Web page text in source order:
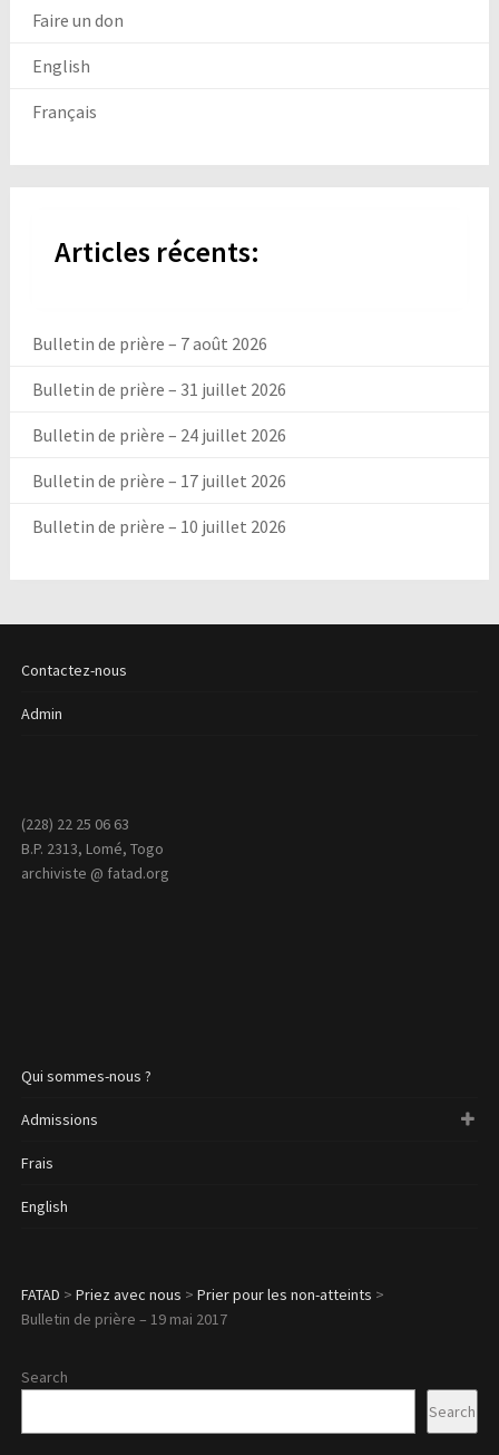
Faire un don
English
Français
Articles récents:
Bulletin de prière – 7 août 2026
Bulletin de prière – 31 juillet 2026
Bulletin de prière – 24 juillet 2026
Bulletin de prière – 17 juillet 2026
Bulletin de prière – 10 juillet 2026
Contactez-nous
Admin
(228) 22 25 06 63
B.P. 2313, Lomé, Togo
archiviste @ fatad.org
Qui sommes-nous ?
Admissions
Frais
English
FATAD > Priez avec nous > Prier pour les non-atteints >
Bulletin de prière – 19 mai 2017
Search
Search